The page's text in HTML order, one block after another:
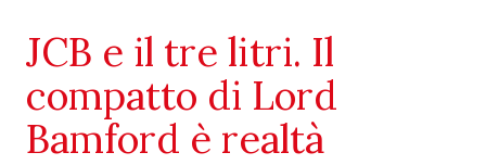
JCB e il tre litri. Il
compatto di Lord
Bamford è realtà